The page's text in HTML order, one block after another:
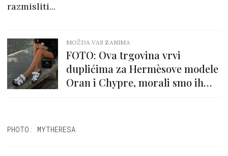
razmisliti...
MOŽDA VAS ZANIMA
FOTO: Ova trgovina vrvi
duplićima za Hermèsove modele
Oran i Chypre, morali smo ih
PHOTO: MYTHERESA